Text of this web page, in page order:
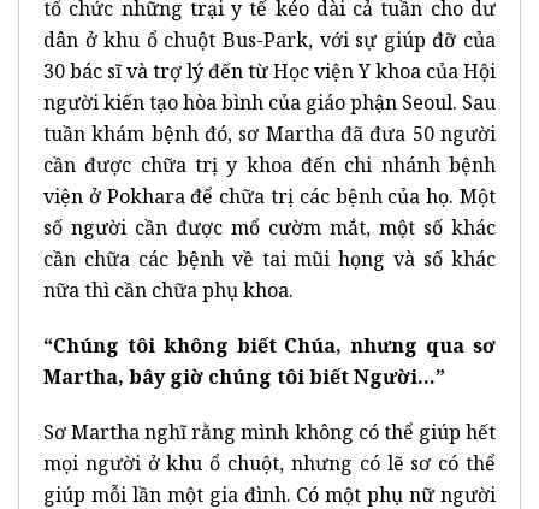
tổ chức những trại y tế kéo dài cả tuần cho dư
dân ở khu ổ chuột Bus-Park, với sự giúp đỡ của
30 bác sĩ và trợ lý đến từ Học viện Y khoa của Hội
người kiến tạo hòa bình của giáo phận Seoul. Sau
tuần khám bệnh đó, sơ Martha đã đưa 50 người
cần được chữa trị y khoa đến chi nhánh bệnh
viện ở Pokhara để chữa trị các bệnh của họ. Một
số người cần được mổ cườm mắt, một số khác
cần chữa các bệnh về tai mũi họng và số khác
nữa thì cần chữa phụ khoa.
“Chúng tôi không biết Chúa, nhưng qua sơ
Martha, bây giờ chúng tôi biết Người…”
Sơ Martha nghĩ rằng mình không có thể giúp hết
mọi người ở khu ổ chuột, nhưng có lẽ sơ có thể
giúp mỗi lần một gia đình. Có một phụ nữ người